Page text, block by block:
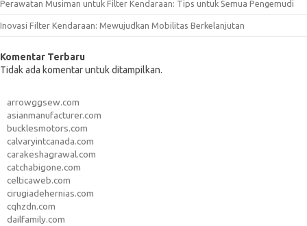
Perawatan Musiman untuk Filter Kendaraan: Tips untuk Semua Pengemudi
Inovasi Filter Kendaraan: Mewujudkan Mobilitas Berkelanjutan
Komentar Terbaru
Tidak ada komentar untuk ditampilkan.
arrowggsew.com
asianmanufacturer.com
bucklesmotors.com
calvaryintcanada.com
carakeshagrawal.com
catchabigone.com
celticaweb.com
cirugiadehernias.com
cqhzdn.com
dailfamily.com